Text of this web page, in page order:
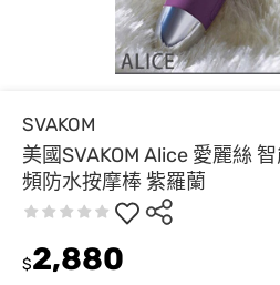
SVAKOM
美國SVAKOM Alice 愛麗絲
頻防水按摩棒 紫羅蘭
$2,880